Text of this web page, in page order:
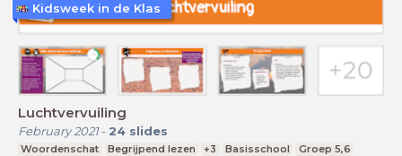
Luchtvervuiling
February 2021- 24 slides
Woordenschat Begrijpend lezen +3 Basisschool Groep 5,6
Kidsweek in de Klas